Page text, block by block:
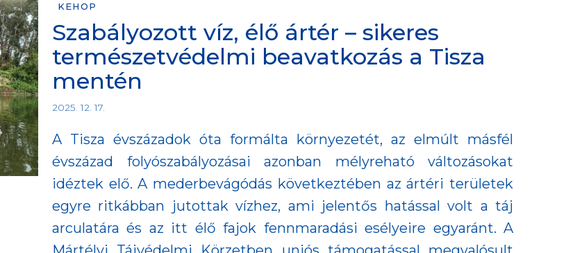
KEHOP
Szabályozott víz, élő ártér – sikeres
természetvédelmi beavatkozás a Tisza
mentén
2025. 12. 17.
A Tisza évszázadok óta formálta környezetét, az elmúlt másfél
évszázad folyószabályozásai azonban mélyreható változásokat
idéztek elő. A mederbevágódás következtében az ártéri területek
egyre ritkábban jutottak vízhez, ami jelentős hatással volt a táj
arculatára és az itt élő fajok fennmaradási esélyeire egyaránt. A